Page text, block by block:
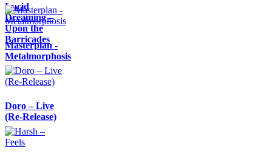
Lucid
Dreaming –
Upon the
Barricades
Masterplan -
Metalmorphosis
Doro – Live
(Re-Release)